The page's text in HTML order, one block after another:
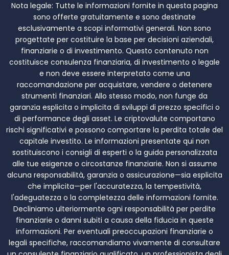
Nota legale: Tutte le informazioni fornite in questa pagina
sono offerte gratuitamente e sono destinate
esclusivamente a scopi informativi generali. Non sono
progettate per costituire la base per decisioni aziendali,
finanziarie o di investimento. Questo contenuto non
costituisce consulenza finanziaria, di investimento o legale
e non deve essere interpretato come una
raccomandazione per acquistare, vendere o detenere
strumenti finanziari. Allo stesso modo, non funge da
garanzia esplicita o implicita di sviluppi di prezzo specifici o
di performance degli asset. Le criptovalute comportano
rischi significativi e possono comportare la perdita totale del
capitale investito. Le informazioni presentate qui non
sostituiscono i consigli di esperti o la guida personalizzata
alle tue esigenze o circostanze finanziarie. Non si assume
alcuna responsabilità, garanzia o assicurazione—sia esplicita
che implicita—per l'accuratezza, la tempestività,
l'adeguatezza o la completezza delle informazioni fornite.
Decliniamo ulteriormente ogni responsabilità per perdite
finanziarie o danni subiti a causa della fiducia in queste
informazioni. Per eventuali preoccupazioni finanziarie o
legali specifiche, raccomandiamo vivamente di consultare